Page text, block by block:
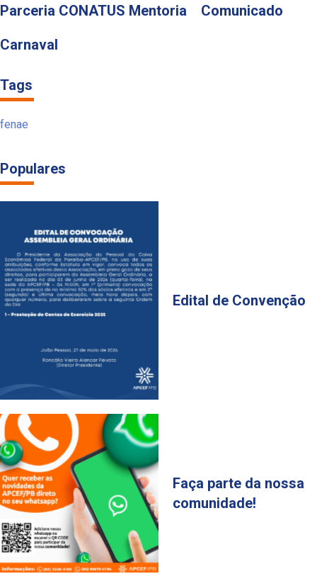
Parceria CONATUS Mentoria
Comunicado
Carnaval
Tags
fenae
Populares
Edital de Convenção
Faça parte da nossa
comunidade!